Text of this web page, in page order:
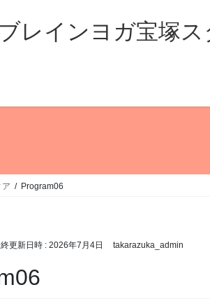
レインヨガ宝塚ス
ア Program06
更新日時 : 2026年7月4日 takarazuka_admin